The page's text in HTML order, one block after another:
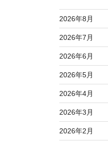
2026年8月
2026年7月
2026年6月
2026年5月
2026年4月
2026年3月
2026年2月